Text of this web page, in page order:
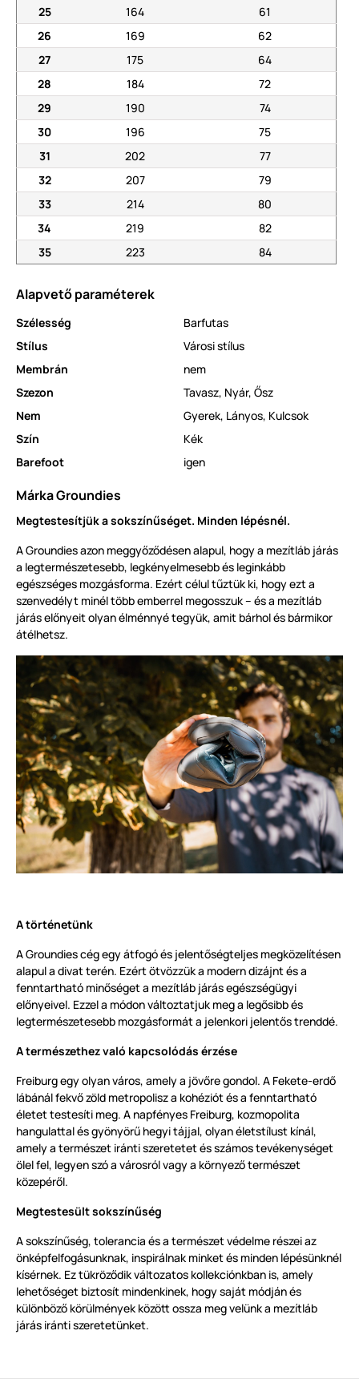
25 164
61
26
169
62
27
175
64
28
184
72
29
190
74
30
196
75
31
202
77
32
207
79
33
214
80
34
219
82
35
223 84
Alapvető paraméterek
Szélesség
Barfutas
Stílus
Városi stílus
Membrán
nem
Szezon
Tavasz, Nyár, Ősz
Nem
Gyerek, Lányos, Kulcsok
Szín
Kék
Barefoot
igen
Márka Groundies
Megtestesítjük a sokszínűséget. Minden lépésnél.
A Groundies azon meggyőződésen alapul, hogy a mezítláb járás
a legtermészetesebb, legkényelmesebb és leginkább
egészséges mozgásforma. Ezért célul tűztük ki, hogy ezt a
szenvedélyt minél több emberrel megosszuk – és a mezítláb
járás előnyeit olyan élménnyé tegyük, amit bárhol és bármikor
átélhetsz.
A történetünk
A Groundies cég egy átfogó és jelentőségteljes megközelítésen
alapul a divat terén. Ezért ötvözzük a modern dizájnt és a
fenntartható minőséget a mezítláb járás egészségügyi
előnyeivel. Ezzel a módon változtatjuk meg a legősibb és
legtermészetesebb mozgásformát a jelenkori jelentős trenddé.
A természethez való kapcsolódás érzése
Freiburg egy olyan város, amely a jövőre gondol. A Fekete-erdő
lábánál fekvő zöld metropolisz a kohéziót és a fenntartható
életet testesíti meg. A napfényes Freiburg, kozmopolita
hangulattal és gyönyörű hegyi tájjal, olyan életstílust kínál,
amely a természet iránti szeretetet és számos tevékenységet
ölel fel, legyen szó a városról vagy a környező természet
közepéről.
Megtestesült sokszínűség
A sokszínűség, tolerancia és a természet védelme részei az
önképfelfogásunknak, inspirálnak minket és minden lépésünknél
kísérnek. Ez tükröződik változatos kollekciónkban is, amely
lehetőséget biztosít mindenkinek, hogy saját módján és
különböző körülmények között ossza meg velünk a mezítláb
járás iránti szeretetünket.